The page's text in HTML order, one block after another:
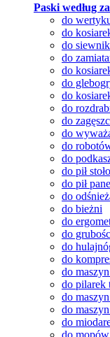
Paski według
do
do
do
do
do
do
do
do
do
do
do
do
do pił
do pił
do
do bieżni
do
do
do
do
do
do pilarek
do
do
do
do